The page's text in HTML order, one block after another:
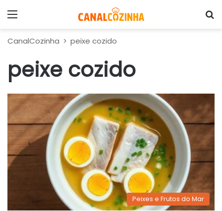
CanalCozinha > peixe cozido
peixe cozido
Peixes e Frutos do Mar